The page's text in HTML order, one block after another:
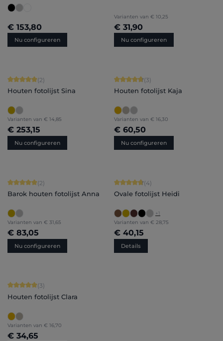
€ 153,80
Nu configureren
Varianten van € 10,25
€ 31,90
Nu configureren
Gemiddelde waardering van 5 van 5 sterren
(2)
Houten fotolijst Sina
Varianten van € 14,85
€ 253,15
Nu configureren
Gemiddelde waardering van 4.67
(3)
Houten fotolijst Kaja
Varianten van € 16,30
€ 60,50
Nu configureren
Gemiddelde waardering van 5 van 5 sterren
(2)
Barok houten fotolijst Anna
Varianten van € 31,65
€ 83,05
Nu configureren
Gemiddelde waardering van 4.75
(4)
Ovale fotolijst Heidi
+1
Varianten van € 28,75
€ 40,15
Details
Gemiddelde waardering van 5 van 5 sterren
(3)
Houten fotolijst Clara
Varianten van € 16,70
€ 34,65